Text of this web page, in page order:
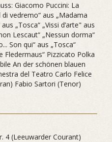
Giacomo Puccini: La
vedremo“ aus „Madama
„Tosca“ „Vissi d’arte" aus
Lescaut“ „Nessun dorma“
Son qui“ aus „Tosca“
Fledermaus“ Pizzicato Polka
An der schönen blauen
del Teatro Carlo Felice
Fabio Sartori (Tenor)
4 (Leeuwarder Courant)